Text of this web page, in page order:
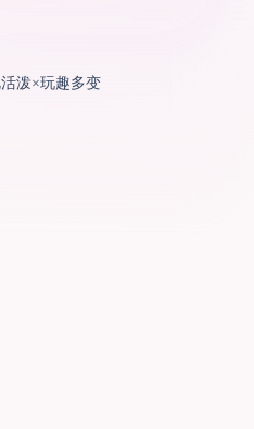
泼×玩趣多变